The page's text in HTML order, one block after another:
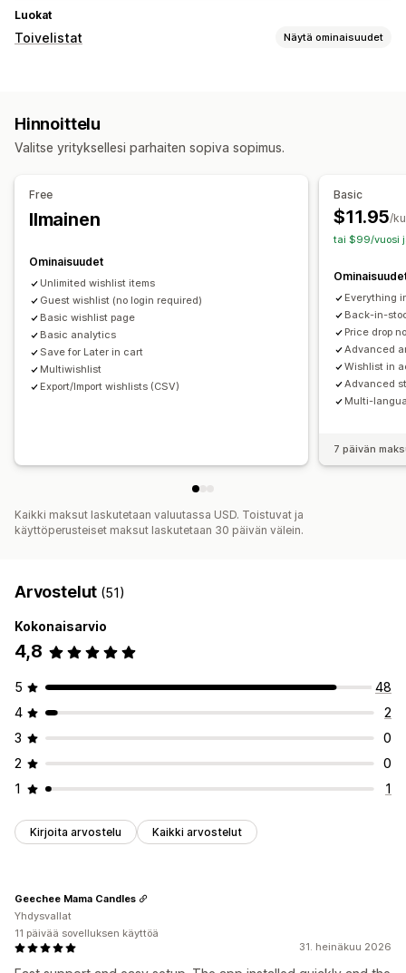
Luokat
Toivelistat Näytä ominaisuudet
Tallenna myöhempää käyttöä varten
Mukautukset
Mukautetut pohjat/asettelut
Mukautetut kuvakkeet
Varastoilmoitukset
Hinnoittelu
Valitse yrityksellesi parhaiten sopiva sopimus.
Free
Ilmainen
Ominaisuudet
Unlimited wishlist items
Guest wishlist (no login required)
Basic wishlist page
Basic analytics
Save for Later in cart
Multiwishlist
Export/Import wishlists (CSV)
Basic
$11.95/
tai $99/vuosi
Everything
Back-in-
Price drop
Advanced
Wishlist in
Advanced
Multi-
7 päivän
Kaikki maksut laskutetaan valuutassa USD. Toistuvat ja
käyttöperusteiset maksut laskutetaan 30 päivän välein.
Arvostelut (51)
Kokonaisarvio
4,8
5
48
4
2
3
0
2
0
1
1
Kirjoita arvostelu Kaikki arvostelut
31. heinäkuu 2026
Geechee Mama Candles
Yhdysvallat
11 päivää sovelluksen käyttöä